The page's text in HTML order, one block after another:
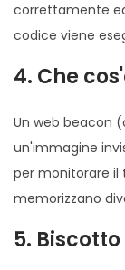
correttamente
codice viene
4. Che
Un web beacon
un'immagine
per monitorare il
memorizzano
5. Biscotto